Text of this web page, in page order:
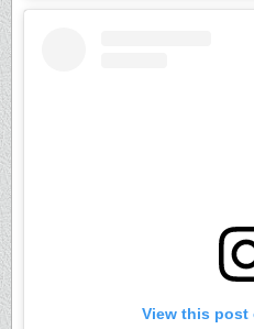
View this post